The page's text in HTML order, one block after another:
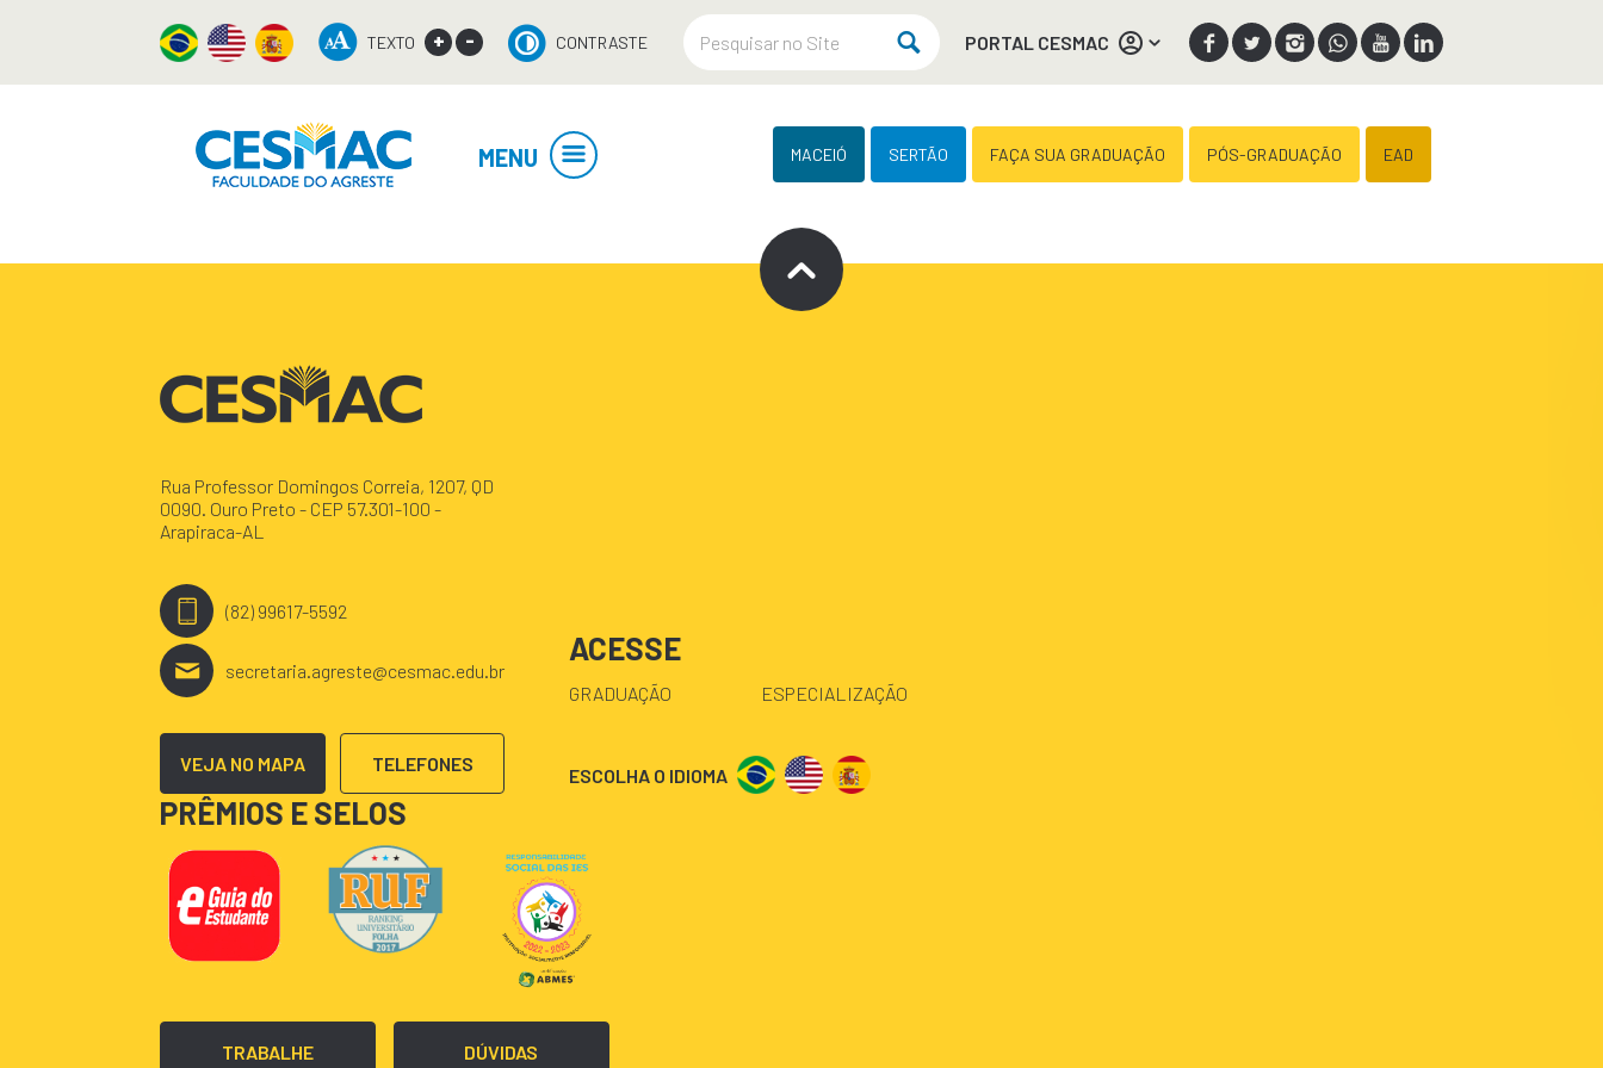
TEXTO + - CONTRASTE PORTAL CESMAC
MENU MACEIÓ SERTÃO FAÇA SUA GRADUAÇÃO PÓS-GRADUAÇÃO EAD
Rua Professor Domingos Correia, 1207, QD
0090. Ouro Preto - CEP 57.301-100 -
Arapiraca-AL
(82) 99617-5592
secretaria.agreste@cesmac.edu.br
VEJA NO MAPA TELEFONES
ACESSE
GRADUAÇÃO ESPECIALIZAÇÃO
ESCOLHA O IDIOMA
PRÊMIOS E SELOS
TRABALHE
DÚVIDAS